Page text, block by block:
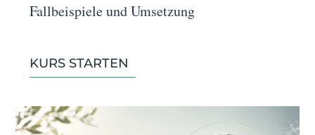
Fallbeispiele und Umsetzung
KURS STARTEN